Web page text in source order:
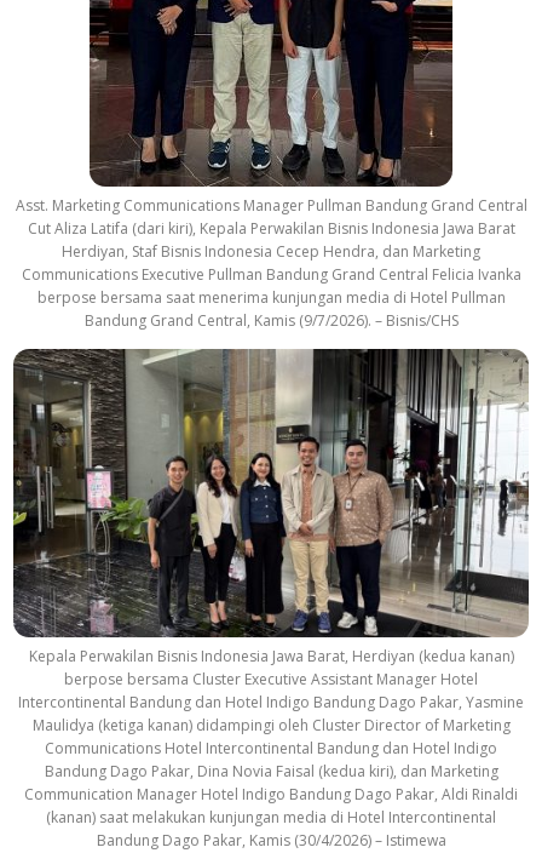
Asst. Marketing Communications Manager Pullman Bandung Grand Central
Cut Aliza Latifa (dari kiri), Kepala Perwakilan Bisnis Indonesia Jawa Barat
Herdiyan, Staf Bisnis Indonesia Cecep Hendra, dan Marketing
Communications Executive Pullman Bandung Grand Central Felicia Ivanka
berpose bersama saat menerima kunjungan media di Hotel Pullman
Bandung Grand Central, Kamis (9/7/2026). – Bisnis/CHS
Kepala Perwakilan Bisnis Indonesia Jawa Barat, Herdiyan (kedua kanan)
berpose bersama Cluster Executive Assistant Manager Hotel
Intercontinental Bandung dan Hotel Indigo Bandung Dago Pakar, Yasmine
Maulidya (ketiga kanan) didampingi oleh Cluster Director of Marketing
Communications Hotel Intercontinental Bandung dan Hotel Indigo
Bandung Dago Pakar, Dina Novia Faisal (kedua kiri), dan Marketing
Communication Manager Hotel Indigo Bandung Dago Pakar, Aldi Rinaldi
(kanan) saat melakukan kunjungan media di Hotel Intercontinental
Bandung Dago Pakar, Kamis (30/4/2026) – Istimewa